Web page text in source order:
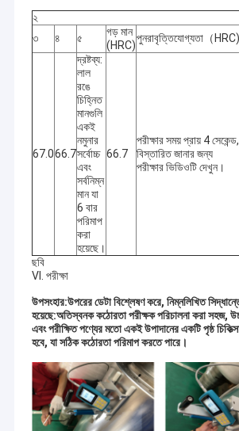
বাড়ি
পণ্য
ভিডিও
২
৩
৪ ৫
গড় মান
(HRC)
পুনরাবৃত্তিযোগ্যতা（HRC)
67.066.7
দ্রষ্টব্য:
লাল
রঙে
চিহ্নিত
মানগুলি
একই
নমুনার
সর্বোচ্চ
এবং
সর্বনিম্ন
মান যা
6 বার
পরিমাপ
করা
হয়েছে।
66.7
পরীক্ষার সময় প্রায় 4 সেকেন্ড,
বিস্তারিত জানার জন্য
পরীক্ষার ভিডিওটি দেখুন।
ছবি
VI. পরীক্ষা
উপসংহার:উপরের ডেটা বিশ্লেষণ করে, নিম্নলিখিত
হয়েছে:অতিস্বনক কঠোরতা পরীক্ষক পরিচালনা করা সহজ,
এবং পরীক্ষিত পণ্যের মতো একই উপাদানের একটি পৃষ্ঠ
হবে, যা সঠিক কঠোরতা পরিমাপ করতে পারে।
আমরা ISO9001:2015 দ্বারা যাচাইকৃত চীনের একটি
যন্ত্র প্রস্তুতকারক। আমরা প্রধানত জ্যামিতিক মাত্রা
যেমন মাল্টিসেন্সরি কোঅর্ডিনেট পরিমাপের মেশিন, সম্পূর্ণ
2D অপটিক্যাল পরিমাপের মেশিন, প্রোফাইল প্রজেক্টর
মাইক্রোস্কোপ, ভিডিও মাইক্রোস্কোপ এবং নির্ভুল স্থানচ্যুতি